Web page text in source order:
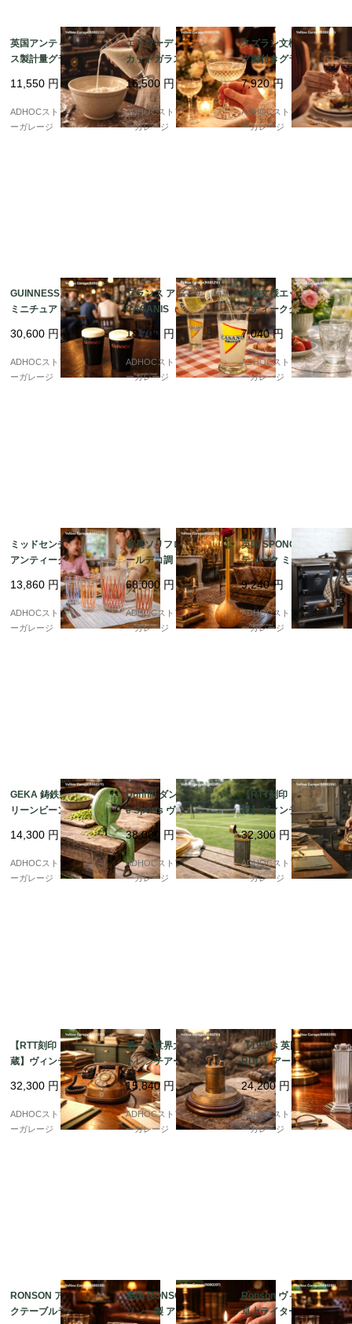
英国アンティーク ガラ
ス製計量グラス（約10
オンス） ? 注ぎ口付き
円錐形・台座付き ?
11,550 円
ADHOCストア・イエロ
ーガレージ
エドワーディアン様式
カットガラス シャンパ
ンクープ（アンティー
ク／1点）
16,500 円
ADHOCストア・イエロ
ーガレージ
スズラン文様 エッチン
グ脚付きグラス 2客セ
ット｜アンティーク／
ヴィンテージ
7,920円
ADHOCストア・イエロ
ーガレージ
GUINNESS（ギネス）
ミニチュア・パイント
グラス 塩コショウ入れ
2個セット｜アンティー
ク
30,600 円
ADHOCストア・イエロ
ーガレージ
フランス アンティーク
CASANIS（カサニス）
パスティス トールグラ
ス 5客セット ? 鮮やか
な黄×赤トライアングル
デザイン ?
18,700 円
ADHOCストア・イエロ
ーガレージ
植物文様エッチング ア
ンティークグラス（高
さ10cm）
7,040円
ADHOCストア・イエロ
ーガレージ
ミッドセンチュリー・
アンティークガラス ピ
ッチャー＆グラス3客セ
ット ? カラーパターン
が美しい手仕事の逸品
13,860 円
ADHOCストア・イエロ
ーガレージ
首長ソリフロール型 ア
ールデコ調 アンティー
クガラス花瓶
68,000 円
ADHOCストア・イエロ
ーガレージ
英国 SPONG社製 アン
ティーク ミートグライ
ンダー No.90 鋳鉄製 手
廻し式 クランプ固定タ
イプ（LONDON刻印）
9,240円
ADHOCストア・イエロ
ーガレージ
GEKA 鋳鉄製 手廻しグ
リーンビーンカッター
? 重厚な工業美を宿す
アンティーク・キッチ
ンツール ?
14,300 円
ADHOCストア・イエロ
ーガレージ
Dunhill ダンヒル Uniqu
e Sports ヴィンテージ
ライター 英国製
38,000 円
ADHOCストア・イエロ
ーガレージ
【RTT刻印・ベル内
蔵】ヴィンテージ携帯
型ダイヤル式電話機（1
950年代・ベルギー
製）
32,300 円
ADHOCストア・イエロ
ーガレージ
【RTT刻印・ベル内
蔵】ヴィンテージ携帯
型ダイヤル式電話機（1
950年代・ベルギー
32,300 円
ADHOCストア・イエロ
ーガレージ
第一次世界大戦期 英国
トレンチアートとされ
る真鍮製テーブルライ
ター ? 重厚な存在感を
放つ希少作
15,840 円
ADHOCストア・イエロ
ーガレージ
【1930s 英国製 McMU
RDO】アール・デコ 建
築的フォルムのアンテ
ィーク・テーブルライ
ター
24,200 円
ADHOCストア・イエロ
ーガレージ
RONSON アンティー
クテーブルライター｜
英国 RONSON（ロン
ソン）製 アンティーク
Ronson ヴィンテージ
卓上ライター｜英国製